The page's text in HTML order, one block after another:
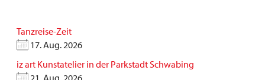
Tanzreise-Zeit
17. Aug. 2026
iz art Kunstatelier in der Parkstadt Schwabing